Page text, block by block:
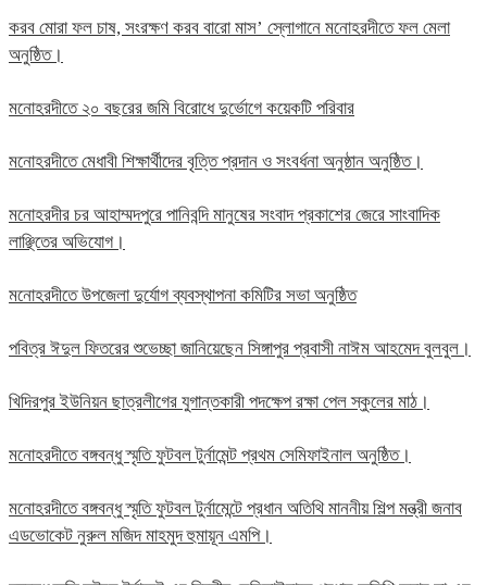
করব মোরা ফল চাষ, সংরক্ষণ করব বারো মাস’ স্লোগানে মনোহরদীতে ফল মেলা
অনুষ্ঠিত।
মনোহরদীতে ২০ বছরের জমি বিরোধে দুর্ভোগে কয়েকটি পরিবার
মনোহরদীতে মেধাবী শিক্ষার্থীদের বৃত্তি প্রদান ও সংবর্ধনা অনুষ্ঠান অনুষ্ঠিত।
মনোহরদীর চর আহাম্মদপুরে পানিবন্দি মানুষের সংবাদ প্রকাশের জেরে সাংবাদিক
লাঞ্ছিতের অভিযোগ।
মনোহরদীতে উপজেলা দুর্যোগ ব্যবস্থাপনা কমিটির সভা অনুষ্ঠিত
পবিত্র ঈদুল ফিতরের শুভেচ্ছা জানিয়েছেন সিঙ্গাপুর প্রবাসী নাঈম আহমেদ বুলবুল।
খিদিরপুর ইউনিয়ন ছাত্রলীগের যুগান্তকারী পদক্ষেপ রক্ষা পেল স্কুলের মাঠ।
মনোহরদীতে বঙ্গবন্ধু স্মৃতি ফুটবল টুর্নামেন্ট প্রথম সেমিফাইনাল অনুষ্ঠিত।
মনোহরদীতে বঙ্গবন্ধু স্মৃতি ফুটবল টুর্নামেন্টে প্রধান অতিথি মাননীয় শিল্প মন্ত্রী জনাব
এডভোকেট নুরুল মজিদ মাহমুদ হুমায়ূন এমপি।